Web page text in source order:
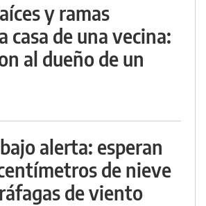
y ramas
casa de una vecina:
al dueño de un
alerta: esperan
de nieve
de viento